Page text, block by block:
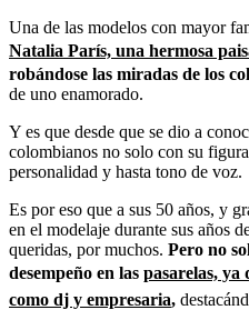
Una de las modelos con mayor
Natalia París, una hermosa
robándose las miradas de los
de uno enamorado.
Y es que desde que se dio a
colombianos no solo con su
personalidad y hasta tono de voz.
Es por eso que a sus 50 años, y
en el modelaje durante sus años
queridas, por muchos. Pero no
desempeño en las pasarelas, ya
como dj y empresaria,